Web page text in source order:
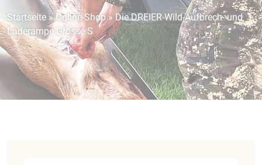
Startseite»Online-Shop» Die DREIER-Wild-Aufbrech- und
Laderampe Grösse S